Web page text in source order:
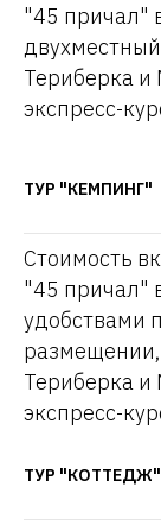
"45 причал"
Териберка и
экспресс-
ТУР "КЕМПИНГ"
Стоимость
"45 причал"
удобствами
размещении,
Териберка и
экспресс-
ТУР "КОТТЕДЖ"